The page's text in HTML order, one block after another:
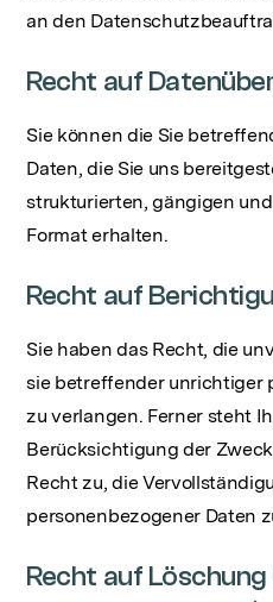
an den
Recht auf
Sie können die Sie
Daten, die Sie uns
strukturierten, gängigen
Format erhalten.
Recht auf
Sie haben das Recht, die
sie betreffender unrichtiger
zu verlangen. Ferner steht
Berücksichtigung der
Recht zu, die
personenbezogener Daten
Recht auf